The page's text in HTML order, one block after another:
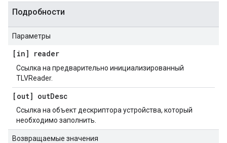
Подробности
Параметры
[in] reader
Ссылка на предварительно инициализированный
TLVReader.
[out] outDesc
Ссылка на объект дескриптора устройства, который
необходимо заполнить.
Возвращаемые значения